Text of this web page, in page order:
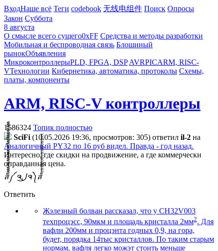
ВходНаше всё Теги codebook 无线电组件 Поиск Опросы
Закон Суббота
8 августа
О смысле всего сущего0xFF Средства и методы разработки
Мобильная и беспроводная связь Блошиный
рынокОбъявления
МикроконтроллерыPLD, FPGA, DSP AVRPICARM, RISC-
VТехнологии Кибернетика, автоматика, протоколы Схемы,
платы, компоненты
ARM, RISC-V контроллеры
1586324 Топик полностью
SciFi (10.05.2026 19:36, просмотров: 305) ответил il-2 на
Аналогичный PY32 по 16 руб видел. Правда - год назад.
Интересно, где скидки на продвижение, а где коммерчески
оправданная цена.
ส็็็็็็็็็็็็็็็็็็็็็็็็็༼ ຈل͜ຈ༽ส้้้้้้้้้้้้้้้้้้้้้้้
Ответить
Жэлезный болван рассказал, что у CH32V003
техпроцэсс, 90мкм и площадь кристалла 2мм2. Для
вафли 200мм и процэнта годных 0,9, на гора,
будет, порядка 14тыс кристаллов. По таким старым
нормам, вафля легко можэт стоить меньше